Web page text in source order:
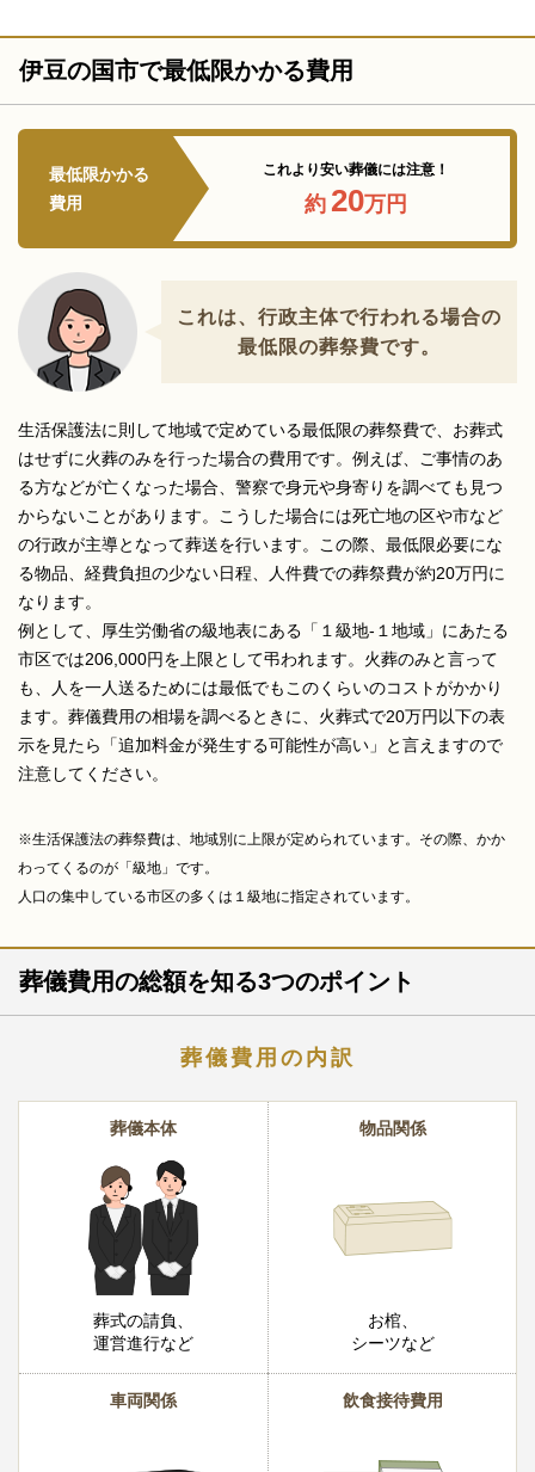
伊豆の国市で最低限かかる費用
最低限かかる
費用
これより安い葬儀には注意！
約 20万円
これは、行政主体で行われる場合の
最低限の葬祭費です。
生活保護法に則して地域で定めている最低限の葬祭費で、お葬式
はせずに火葬のみを行った場合の費用です。例えば、ご事情のあ
る方などが亡くなった場合、警察で身元や身寄りを調べても見つ
からないことがあります。こうした場合には死亡地の区や市など
の行政が主導となって葬送を行います。この際、最低限必要にな
る物品、経費負担の少ない日程、人件費での葬祭費が約20万円に
なります。
例として、厚生労働省の級地表にある「１級地-１地域」にあたる
市区では206,000円を上限として弔われます。火葬のみと言って
も、人を一人送るためには最低でもこのくらいのコストがかかり
ます。葬儀費用の相場を調べるときに、火葬式で20万円以下の表
示を見たら「追加料金が発生する可能性が高い」と言えますので
注意してください。
※生活保護法の葬祭費は、地域別に上限が定められています。その際、かか
わってくるのが「級地」です。
人口の集中している市区の多くは１級地に指定されています。
葬儀費用の総額を知る3つのポイント
葬儀費用の内訳
葬儀本体
葬式の請負、
運営進行など
物品関係
お棺、
シーツなど
車両関係 飲食接待費用